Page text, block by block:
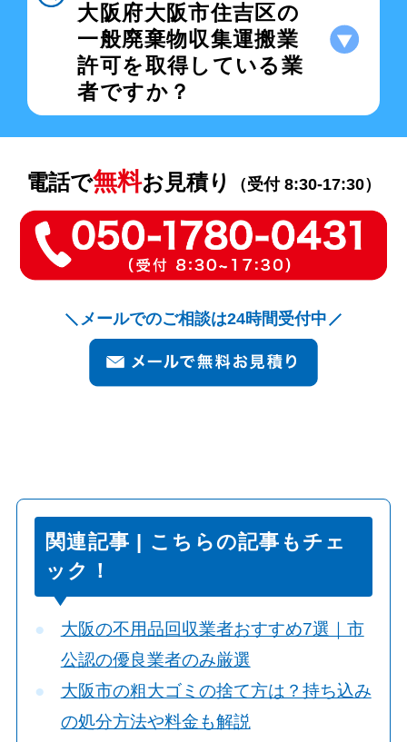
大阪府大阪市住吉区の
一般廃棄物収集運搬業
許可を取得している業
者ですか？
電話で無料お見積り （受付 8:30-17:30）
メールでのご相談は24時間受付中
関連記事 | こちらの記事もチェ
ック！
大阪の不用品回収業者おすすめ7選｜市
公認の優良業者のみ厳選
大阪市の粗大ゴミの捨て方は？持ち込み
の処分方法や料金も解説